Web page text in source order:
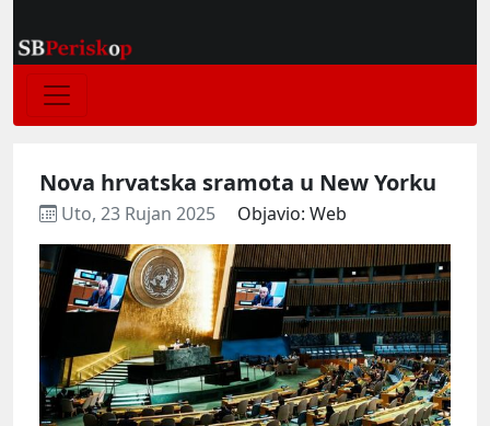
Nova hrvatska sramota u New Yorku
Uto, 23 Rujan 2025 Objavio: Web